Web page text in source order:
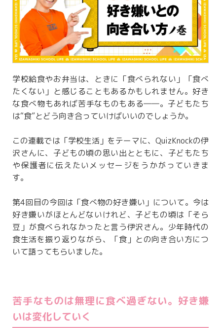
学校給食やお弁当は、ときに「食べられない」「食べ
たくない」と感じることもあるかもしれません。好き
な食べ物もあれば苦手なものもある――。子どもたち
は“食”とどう向き合っていけばいいのでしょうか。
この連載では「学校生活」をテーマに、QuizKnockの伊
沢さんに、子どもの頃の思い出とともに、子どもたち
や保護者に伝えたいメッセージをうかがっていきま
す。
第4回目の今回は「食べ物の好き嫌い」について。今は
好き嫌いがほとんどないけれど、子どもの頃は「そら
豆」が食べられなかったと言う伊沢さん。少年時代の
食生活を振り返りながら、「食」との向き合い方につ
いて語ってもらいました。
苦手なものは無理に食べ過ぎない。好き嫌
いは変化していく